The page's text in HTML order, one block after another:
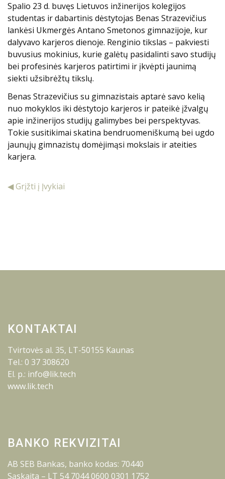
Spalio 23 d. buvęs Lietuvos inžinerijos kolegijos
studentas ir dabartinis dėstytojas Benas Strazevičius
lankėsi Ukmergės Antano Smetonos gimnazijoje, kur
dalyvavo karjeros dienoje. Renginio tikslas – pakviesti
buvusius mokinius, kurie galėtų pasidalinti savo studijų
bei profesinės karjeros patirtimi ir įkvėpti jaunimą
siekti užsibrėžtų tikslų.
Benas Strazevičius su gimnazistais aptarė savo kelią
nuo mokyklos iki dėstytojo karjeros ir pateikė įžvalgų
apie inžinerijos studijų galimybes bei perspektyvas.
Tokie susitikimai skatina bendruomeniškumą bei ugdo
jaunųjų gimnazistų domėjimąsi mokslais ir ateities
karjera.
◀ Grįžti į Įvykiai
KONTAKTAI
Tvirtovės al. 35, LT-50155 Kaunas
Tel.: 0 37 308620
El. p.: info@lik.tech
www.lik.tech
BANKO REKVIZITAI
AB SEB Bankas, banko kodas: 70440
Sąskaita – LT 54 7044 0600 0301 1752